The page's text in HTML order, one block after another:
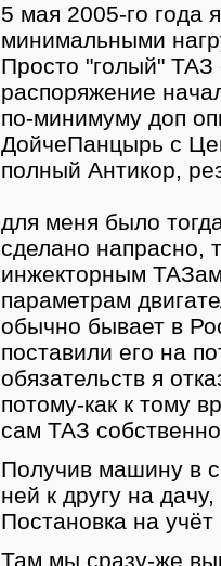
5 мая 2005-го года
минимальными
Просто "голый" ТАЗ
распоряжение
по-минимуму доп
ДойчеПанцырь с
полный Антикор,
для меня было
сделано напрасно,
инжекторным
параметрам
обычно бывает в
поставили его на
обязательств я
потому-как к тому
сам ТАЗ
Получив машину в
ней к другу на
Постановка на
Там мы сразу-же